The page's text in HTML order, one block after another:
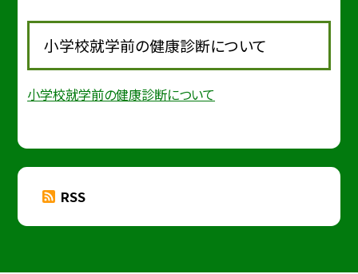
小学校就学前の健康診断について
小学校就学前の健康診断について
RSS